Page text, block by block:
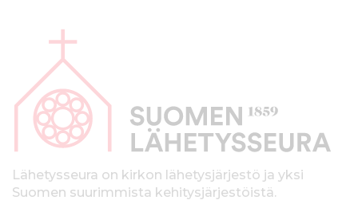
p
kLähetysseura on kirkon lähetysjärjestö ja yksi
Suomen suurimmista kehitysjärjestöistä.